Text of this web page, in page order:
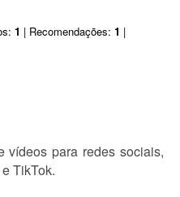
1 | Recomendações: 1 |
vídeos para redes sociais,
TikTok.